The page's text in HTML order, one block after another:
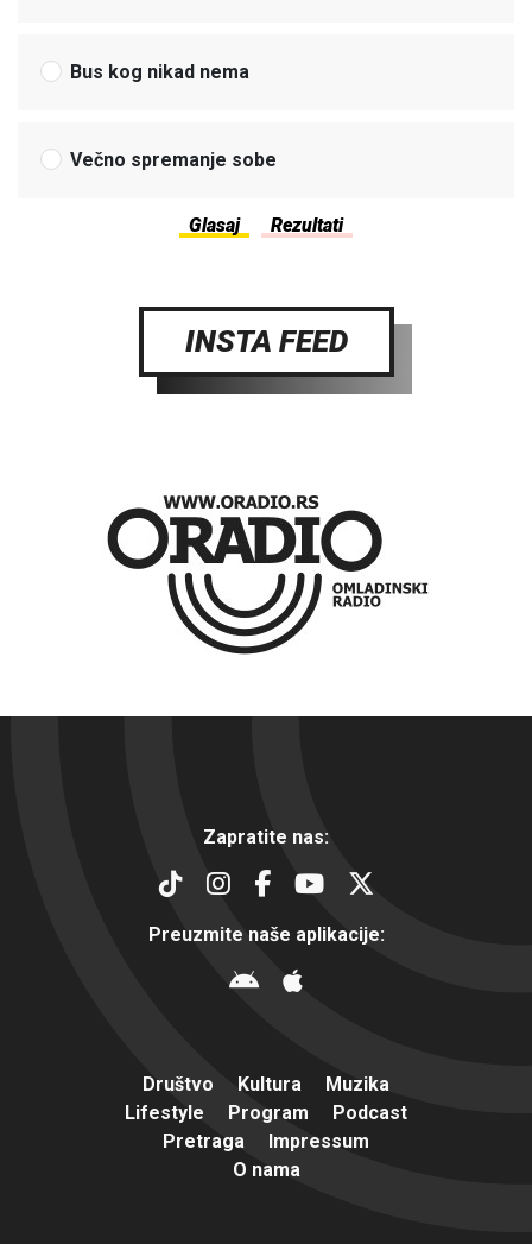
Bus kog nikad nema
Večno spremanje sobe
INSTA FEED
Zapratite nas:
Preuzmite naše aplikacije:
Društvo Kultura
Muzika
Lifestyle
Program
Podcast
Pretraga
Impressum
O nama